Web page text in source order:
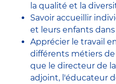
la qualité et la
Savoir accueillir
et leurs enfants
Apprécier le travail
différents métiers
que le directeur de
adjoint, l'éducateur